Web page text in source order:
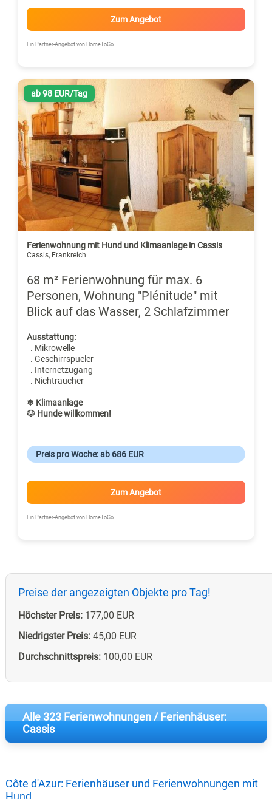
Zum Angebot
Ein Partner-Angebot von HomeToGo
ab 98 EUR/Tag
Ferienwohnung mit Hund und Klimaanlage in Cassis
Cassis, Frankreich
68 m² Ferienwohnung für max. 6
Personen, Wohnung "Plénitude" mit
Blick auf das Wasser, 2 Schlafzimmer
Ausstattung:
. Mikrowelle
. Geschirrspueler
. Internetzugang
. Nichtraucher
❄ Klimaanlage
🐶 Hunde willkommen!
Preis pro Woche: ab 686 EUR
Zum Angebot
Ein Partner-Angebot von HomeToGo
Preise der angezeigten Objekte pro Tag!
Höchster Preis:177,00 EUR
Niedrigster Preis:45,00 EUR
Durchschnittspreis:100,00 EUR
Alle 323 Ferienwohnungen / Ferienhäuser:
Cassis
Côte d'Azur: Ferienhäuser und Ferienwohnungen mit
Hund